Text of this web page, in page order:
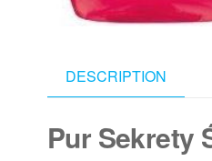
DESCRIPTION
Pur Sekrety